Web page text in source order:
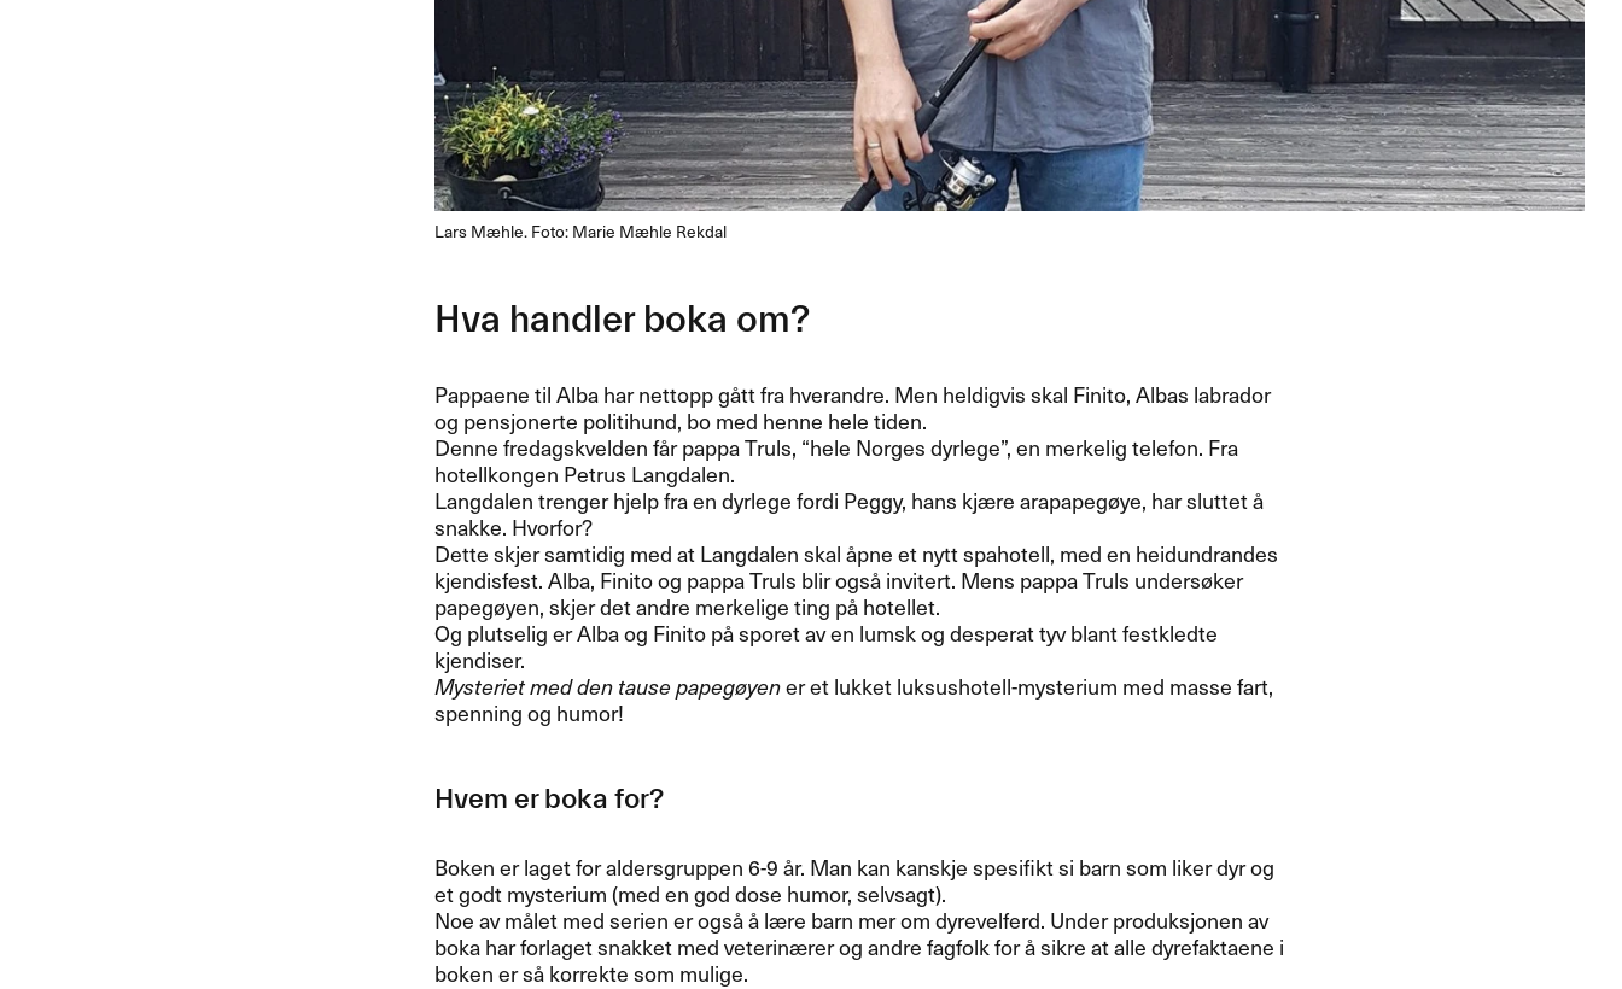
Lars Mæhle. Foto: Marie Mæhle Rekdal
Hva handler boka om?
Pappaene til Alba har nettopp gått fra hverandre. Men heldigvis skal Finito, Albas labrador
og pensjonerte politihund, bo med henne hele tiden.
Denne fredagskvelden får pappa Truls, “hele Norges dyrlege”, en merkelig telefon. Fra
hotellkongen Petrus Langdalen.
Langdalen trenger hjelp fra en dyrlege fordi Peggy, hans kjære arapapegøye, har sluttet å
snakke. Hvorfor?
Dette skjer samtidig med at Langdalen skal åpne et nytt spahotell, med en heidundrandes
kjendisfest. Alba, Finito og pappa Truls blir også invitert. Mens pappa Truls undersøker
papegøyen, skjer det andre merkelige ting på hotellet.
Og plutselig er Alba og Finito på sporet av en lumsk og desperat tyv blant festkledte
kjendiser.
Mysteriet med den tause papegøyener et lukket luksushotell-mysterium med masse fart,
spenning og humor!
Hvem er boka for?
Boken er laget for aldersgruppen 6-9 år. Man kan kanskje spesifikt si barn som liker dyr og
et godt mysterium (med en god dose humor, selvsagt).
Noe av målet med serien er også å lære barn mer om dyrevelferd. Under produksjonen av
boka har forlaget snakket med veterinærer og andre fagfolk for å sikre at alle dyrefaktaene i
boken er så korrekte som mulige.